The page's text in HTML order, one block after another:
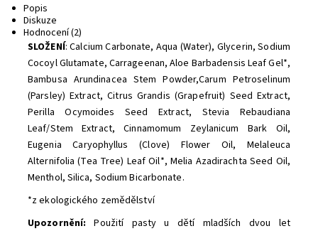
Popis
Diskuze
Hodnocení (2)
SLOŽENÍ: Calcium Carbonate, Aqua (Water), Glycerin, Sodium
Cocoyl Glutamate, Carrageenan, Aloe Barbadensis Leaf Gel*,
Bambusa Arundinacea Stem Powder,Carum Petroselinum
(Parsley) Extract, Citrus Grandis (Grapefruit) Seed Extract,
Perilla Ocymoides Seed Extract, Stevia Rebaudiana
Leaf/Stem Extract, Cinnamomum Zeylanicum Bark Oil,
Eugenia Caryophyllus (Clove) Flower Oil, Melaleuca
Alternifolia (Tea Tree) Leaf Oil*, Melia Azadirachta Seed Oil,
Menthol, Silica, Sodium Bicarbonate.
*z ekologického zemědělství
Upozornění: Použití pasty u dětí mladších dvou let